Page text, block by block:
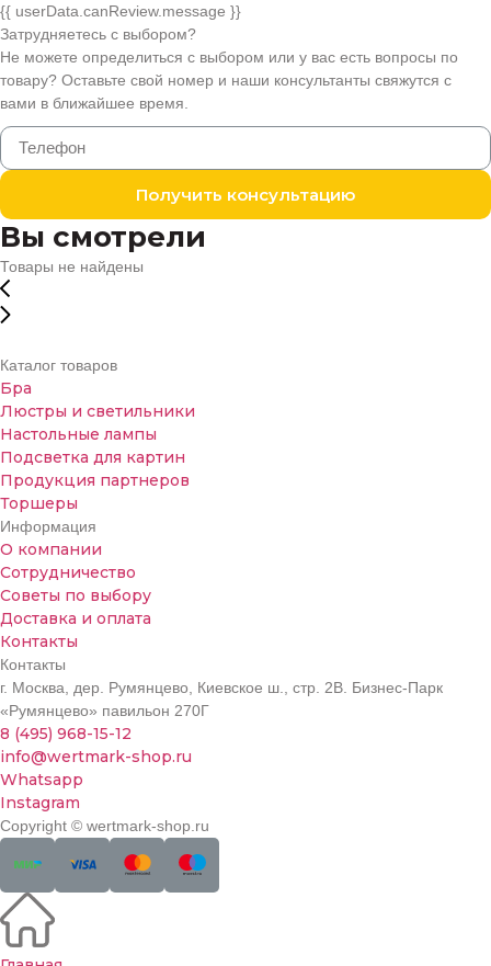
{{ userData.canReview.message }}
Затрудняетесь с выбором?
Не можете определиться с выбором или у вас есть вопросы по
товару? Оставьте свой номер и наши консультанты свяжутся с
вами в ближайшее время.
Получить консультацию
Вы смотрели
Товары не найдены
Каталог товаров
Бра
Люстры и светильники
Настольные лампы
Подсветка для картин
Продукция партнеров
Торшеры
Информация
О компании
Сотрудничество
Советы по выбору
Доставка и оплата
Контакты
Контакты
г. Москва, дер. Румянцево, Киевское ш., стр. 2В. Бизнес-Парк
«Румянцево» павильон 270Г
8 (495) 968-15-12
info@wertmark-shop.ru
Whatsapp
Instagram
Copyright © wertmark-shop.ru